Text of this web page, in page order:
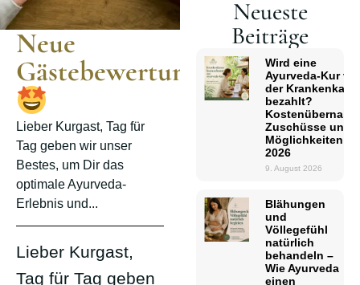
Neue
Gästebewertung
Lieber Kurgast, Tag für
Tag geben wir unser
Bestes, um Dir das
optimale Ayurveda-
Erlebnis und...
Lieber Kurgast,
Tag für Tag geben
Neueste
Beiträge
Wird eine
Ayurveda-Kur
der
bezahlt?
Zuschüsse und
Möglichkeiten
2026
9. August 2026
Blähungen
und
Völlegefühl
natürlich
behandeln –
Wie Ayurveda
einen